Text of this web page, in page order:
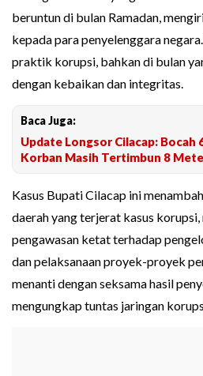
beruntun di bulan Ramadan,
kepada para penyelenggara
praktik korupsi, bahkan di bulan
dengan kebaikan dan integritas.
Baca Juga:
Update Longsor Cilacap: Bocah
Korban Masih Tertimbun 8
Kasus Bupati Cilacap ini
daerah yang terjerat kasus
pengawasan ketat terhadap
dan pelaksanaan proyek-proyek
menanti dengan seksama hasil
mengungkap tuntas jaringan